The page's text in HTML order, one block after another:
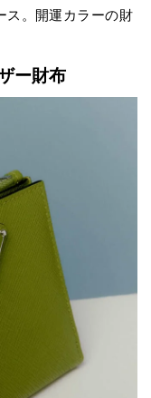
ス。開運カラーの財
ー財布